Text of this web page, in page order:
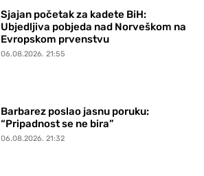
Sjajan početak za kadete BiH:
Ubjedljiva pobjeda nad Norveškom na
Evropskom prvenstvu
06.08.2026. 21:55
Barbarez poslao jasnu poruku:
“Pripadnost se ne bira”
06.08.2026. 21:32